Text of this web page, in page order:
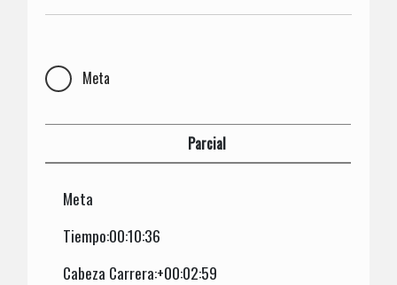
Meta
Parcial
Meta
Tiempo:00:10:36
Cabeza Carrera:+00:02:59